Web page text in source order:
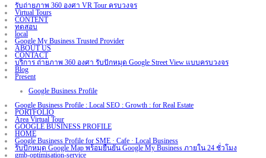
รับถ่ายภาพ 360 องศา VR Tour ครบวงจร
Virtual Tours
CONTENT
ทดสอบ
local
Google My Business Trusted Provider
ABOUT US
CONTACT
บริการ ถ่ายภาพ 360 องศา รับปักหมุด Google Street View แบบครบวงจร
Blog
Present
Google Business Profile
Google Business Profile : Local SEO : Growth : for Real Estate
PORTFOLIO
Area Virtual Tour
GOOGLE BUSINESS PROFILE
HOME
Google Business Profile for SME · Cafe · Local Business
รับปักหมุด Google Map พร้อมยืนยัน Google My Business ภายใน 24 ชั่วโมง
gmb-optimisation-service